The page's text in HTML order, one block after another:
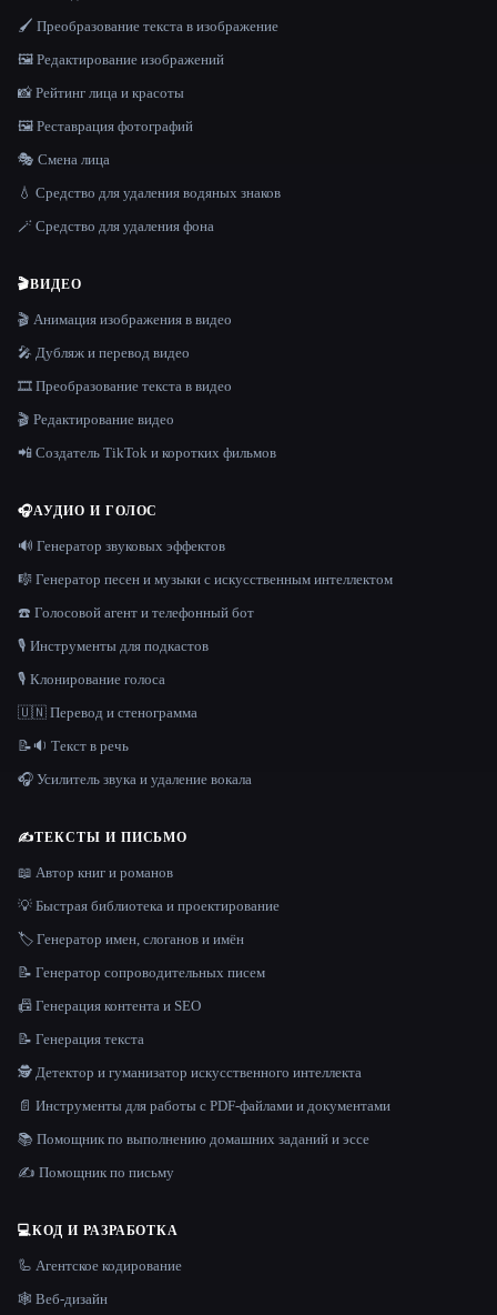
🖌️ Преобразование текста в изображение
🖼️ Редактирование изображений
📸 Рейтинг лица и красоты
🖼️ Реставрация фотографий
🎭 Смена лица
💧 Средство для удаления водяных знаков
🪄 Средство для удаления фона
🎬ВИДЕО
🎬 Анимация изображения в видео
🎤 Дубляж и перевод видео
🎞️ Преобразование текста в видео
🎬 Редактирование видео
📲 Создатель TikTok и коротких фильмов
🎧АУДИО И ГОЛОС
🔊 Генератор звуковых эффектов
🎼 Генератор песен и музыки с искусственным интеллектом
☎️ Голосовой агент и телефонный бот
🎙️ Инструменты для подкастов
🎙️ Клонирование голоса
🇺🇳 Перевод и стенограмма
📝🔉 Текст в речь
🎧 Усилитель звука и удаление вокала
✍️ТЕКСТЫ И ПИСЬМО
📖 Автор книг и романов
💡 Быстрая библиотека и проектирование
🏷️ Генератор имен, слоганов и имён
📝 Генератор сопроводительных писем
📠 Генерация контента и SEO
📝 Генерация текста
🕵️ Детектор и гуманизатор искусственного интеллекта
📄 Инструменты для работы с PDF-файлами и документами
📚 Помощник по выполнению домашних заданий и эссе
✍️ Помощник по письму
💻КОД И РАЗРАБОТКА
🦾 Агентское кодирование
🕸 Веб-дизайн